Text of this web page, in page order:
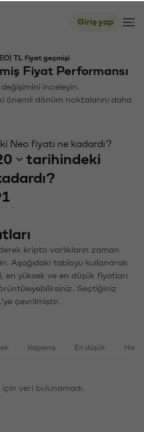
Giriş yap
TL fiyat geçmişi
Fiyat Performansı
inceleyin.
önemli dönüm noktalarını daha
Neo fiyatı ne kadardı?
tarihindeki
kripto varlıkların zaman
Aşağıdaki tabloyu kullanarak
en yüksek ve en düşük fiyatları
Seçtiğiniz
çevrilmiştir.
Kapanış En düşük
için veri bulunamadı.